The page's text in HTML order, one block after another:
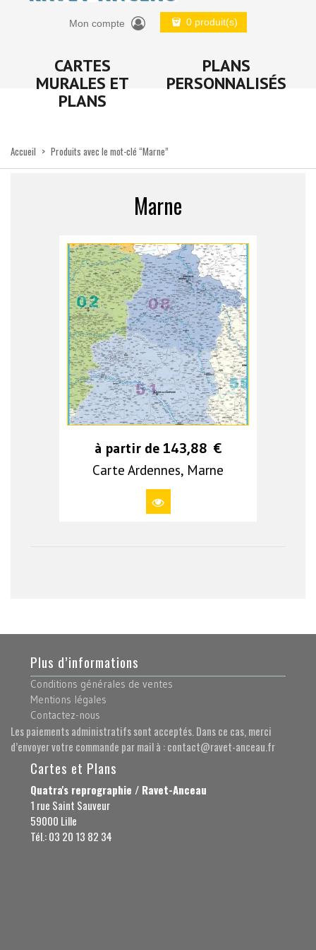
Mon compte 0 produit(s)
CARTES
MURALES ET
PLANS
PLANS
PERSONNALISÉS
Accueil > Produits avec le mot-clé “Marne”
Marne
à partir de 143,88 €
Carte Ardennes, Marne
Plus d’informations
Conditions générales de ventes
Mentions légales
Contactez-nous
Les paiements administratifs sont acceptés. Dans ce cas, merci
d’envoyer votre commande par mail à : contact@ravet-anceau.fr
Cartes et Plans
Quatra's reprographie / Ravet-Anceau
1 rue Saint Sauveur
59000 Lille
Tél.: 03 20 13 82 34